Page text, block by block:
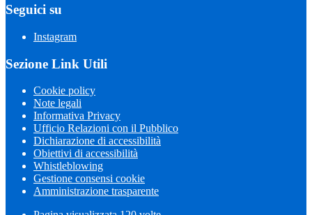
Seguici su
Instagram
Sezione Link Utili
Cookie policy
Note legali
Informativa Privacy
Ufficio Relazioni con il Pubblico
Dichiarazione di accessibilità
Obiettivi di accessibilità
Whistleblowing
Gestione consensi cookie
Amministrazione trasparente